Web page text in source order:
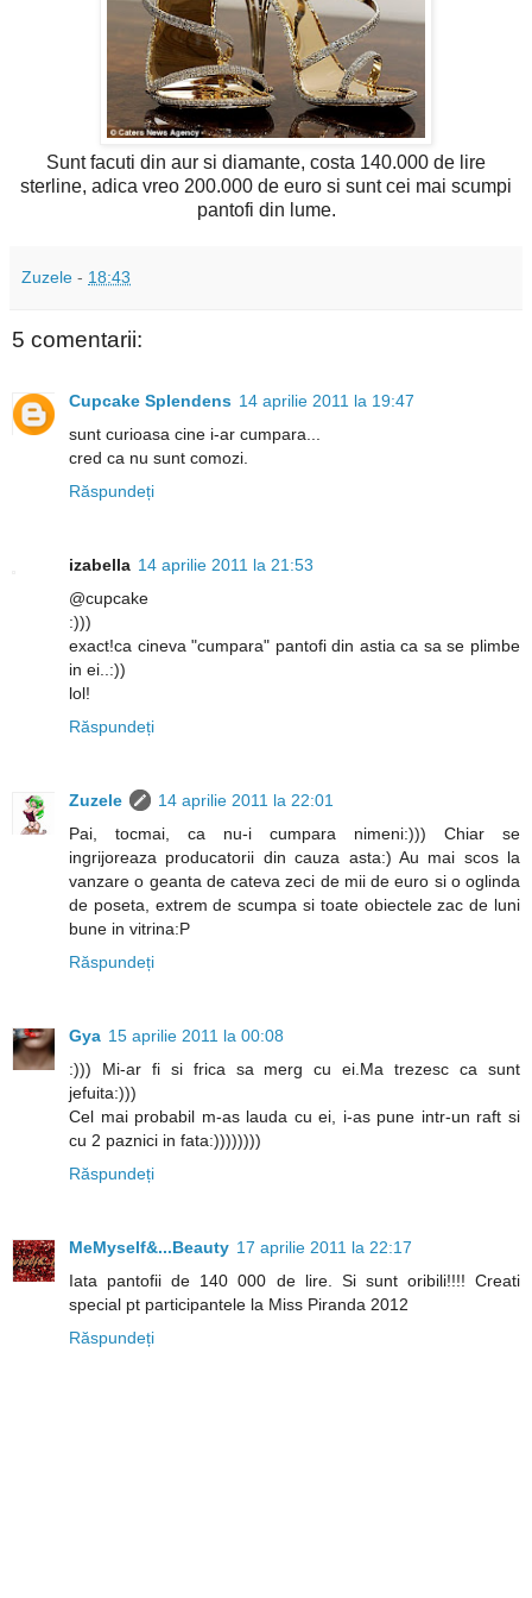
Sunt facuti din aur si diamante, costa 140.000 de lire
sterline, adica vreo 200.000 de euro si sunt cei mai scumpi
pantofi din lume.
Zuzele - 18:43
5 comentarii:
Cupcake Splendens 14 aprilie 2011 la 19:47
sunt curioasa cine i-ar cumpara...
cred ca nu sunt comozi.
Răspundeți
izabella 14 aprilie 2011 la 21:53
@cupcake
:)))
exact!ca cineva "cumpara" pantofi din astia ca sa se plimbe
in ei..:))
lol!
Răspundeți
Zuzele
14 aprilie 2011 la 22:01
Pai, tocmai, ca nu-i cumpara nimeni:))) Chiar se
ingrijoreaza producatorii din cauza asta:) Au mai scos la
vanzare o geanta de cateva zeci de mii de euro si o oglinda
de poseta, extrem de scumpa si toate obiectele zac de luni
bune in vitrina:P
Răspundeți
Gya 15 aprilie 2011 la 00:08
:))) Mi-ar fi si frica sa merg cu ei.Ma trezesc ca sunt
jefuita:)))
Cel mai probabil m-as lauda cu ei, i-as pune intr-un raft si
cu 2 paznici in fata:))))))))
Răspundeți
MeMyself&...Beauty 17 aprilie 2011 la 22:17
Iata pantofii de 140 000 de lire. Si sunt oribili!!!! Creati
special pt participantele la Miss Piranda 2012
Răspundeți